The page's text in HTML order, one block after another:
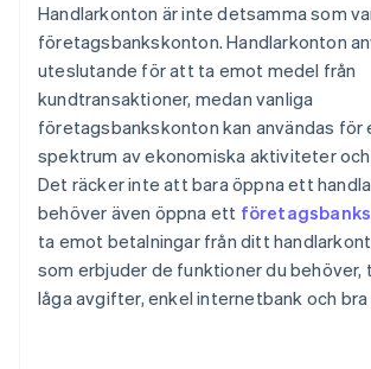
Handlarkonton är inte detsamma som
företagsbankskonton. Handlarkonton
uteslutande för att ta emot medel från
kundtransaktioner, medan vanliga
företagsbankskonton kan användas för
spektrum av ekonomiska aktiviteter
Det räcker inte att bara öppna ett
behöver även öppna ett
ta emot betalningar från ditt
som erbjuder de funktioner du behöver,
låga avgifter, enkel internetbank och